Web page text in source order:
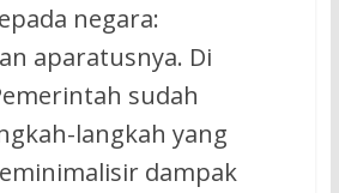
negara:
aparatusnya. Di
sudah
langkah yang
dampak